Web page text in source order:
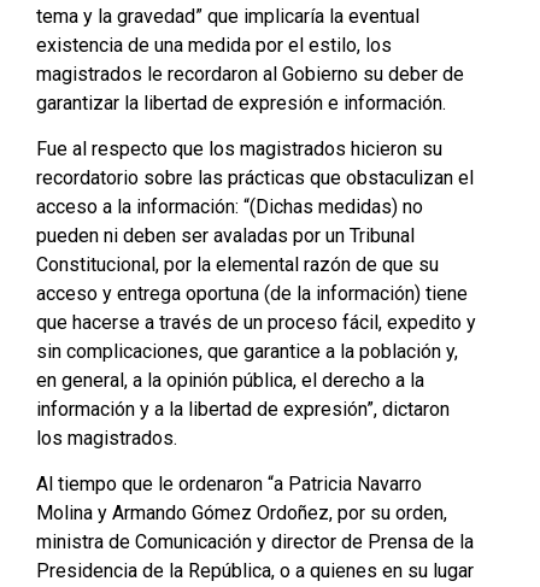
tema y la gravedad” que implicaría la eventual
existencia de una medida por el estilo, los
magistrados le recordaron al Gobierno su deber de
garantizar la libertad de expresión e información.
Fue al respecto que los magistrados hicieron su
recordatorio sobre las prácticas que obstaculizan el
acceso a la información: “(Dichas medidas) no
pueden ni deben ser avaladas por un Tribunal
Constitucional, por la elemental razón de que su
acceso y entrega oportuna (de la información) tiene
que hacerse a través de un proceso fácil, expedito y
sin complicaciones, que garantice a la población y,
en general, a la opinión pública, el derecho a la
información y a la libertad de expresión”, dictaron
los magistrados.
Al tiempo que le ordenaron “a Patricia Navarro
Molina y Armando Gómez Ordoñez, por su orden,
ministra de Comunicación y director de Prensa de la
Presidencia de la República, o a quienes en su lugar